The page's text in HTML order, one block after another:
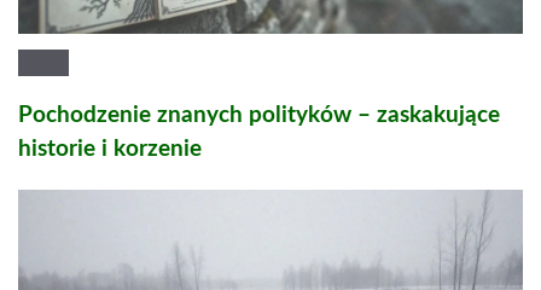
Pochodzenie znanych polityków – zaskakujące
historie i korzenie